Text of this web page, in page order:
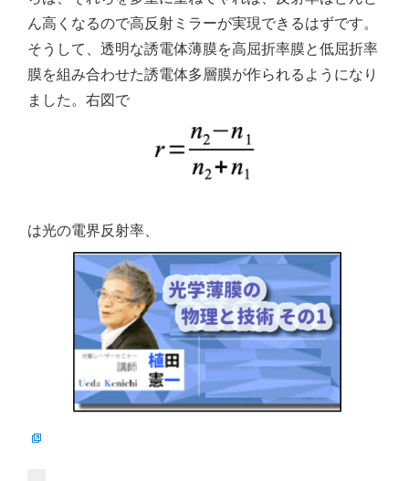
ん高くなるので高反射ミラーが実現できるはずです。
そうして、透明な誘電体薄膜を高屈折率膜と低屈折率
膜を組み合わせた誘電体多層膜が作られるようになり
ました。右図で
は光の電界反射率、